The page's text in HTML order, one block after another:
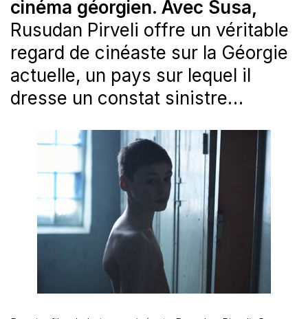
cinéma géorgien. Avec Susa,
Rusudan Pirveli offre un véritable
regard de cinéaste sur la Géorgie
actuelle, un pays sur lequel il
dresse un constat sinistre…